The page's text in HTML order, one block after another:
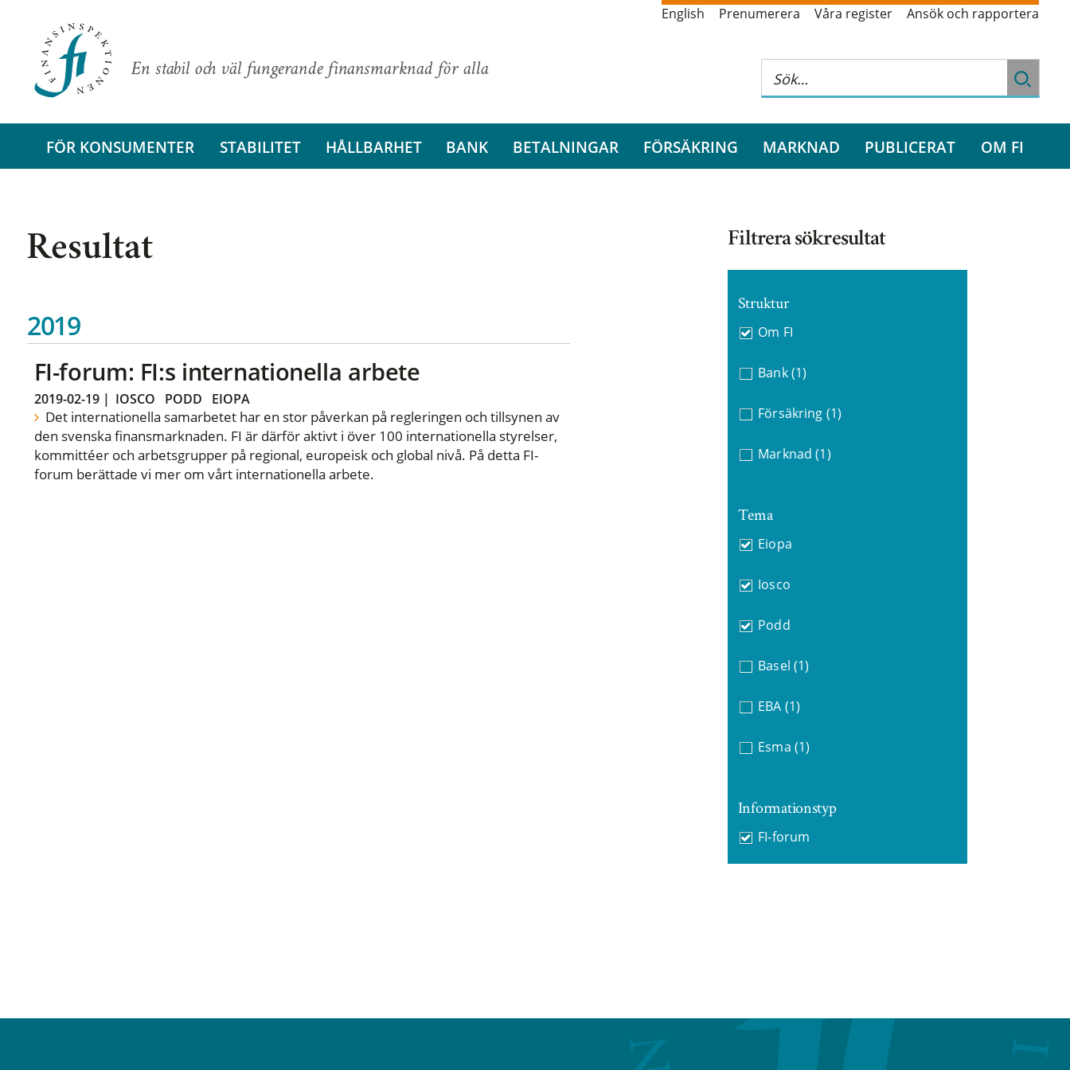
En stabil och väl fungerande finansmarknad för alla
English Prenumerera Våra register Ansök och rapportera
FÖR KONSUMENTER STABILITET HÅLLBARHET BANK BETALNINGAR FÖRSÄKRING MARKNAD PUBLICERAT OM FI
Resultat
2019
FI-forum: FI:s internationella arbete
2019-02-19| IOSCO PODD EIOPA
Det internationella samarbetet har en stor påverkan på regleringen och tillsynen av
den svenska finansmarknaden. FI är därför aktivt i över 100 internationella styrelser,
kommittéer och arbetsgrupper på regional, europeisk och global nivå. På detta FI-
forum berättade vi mer om vårt internationella arbete.
Filtrera sökresultat
Struktur
Om FI
Bank (1)
Försäkring (1)
Marknad (1)
Tema
Eiopa
Iosco
Podd
Basel (1)
EBA (1)
Esma (1)
Informationstyp
FI-forum